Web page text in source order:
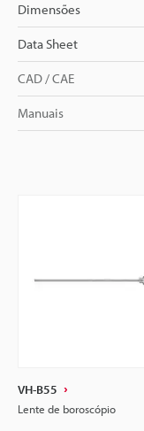
Dimensões
Data Sheet
CAD / CAE
Manuais
VH-B55
Lente de boroscópio